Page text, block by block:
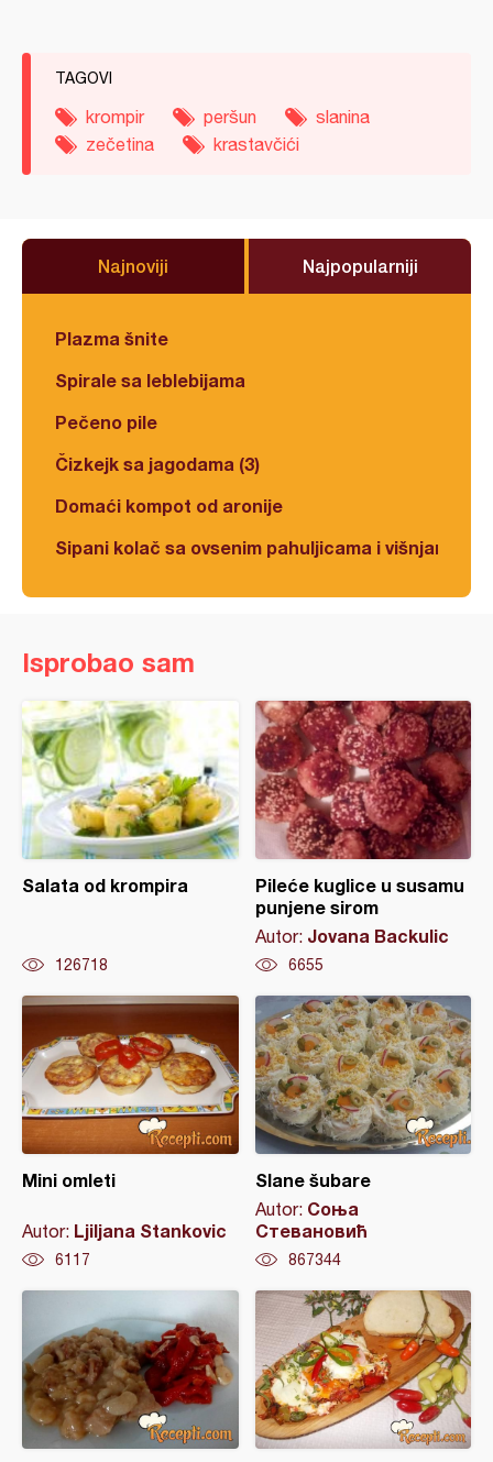
TAGOVI
krompir peršun
slanina
zečetina
krastavčići
Najnoviji Najpopularniji
Plazma šnite
Spirale sa leblebijama
Pečeno pile
Čizkejk sa jagodama (3)
Domaći kompot od aronije
Sipani kolač sa ovsenim pahuljicama i višnjama
Isprobao sam
Salata od krompira
126718
Pileće kuglice u susamu
punjene sirom
Autor: Jovana Backulic
6655
Mini omleti
Autor: Ljiljana Stankovic
6117
Slane šubare
Autor: Соња
Стевановић
867344